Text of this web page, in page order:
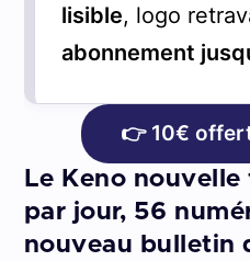
lisible, logo
abonnement
👉 10€
Le Keno
par jour, 56
nouveau bulletin